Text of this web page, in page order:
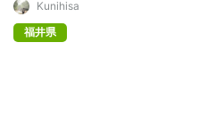
Kunihisa
福井県